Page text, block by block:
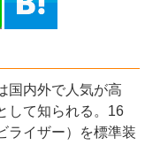
国内外で人気が高
して知られる。16
ライザー）を標準装